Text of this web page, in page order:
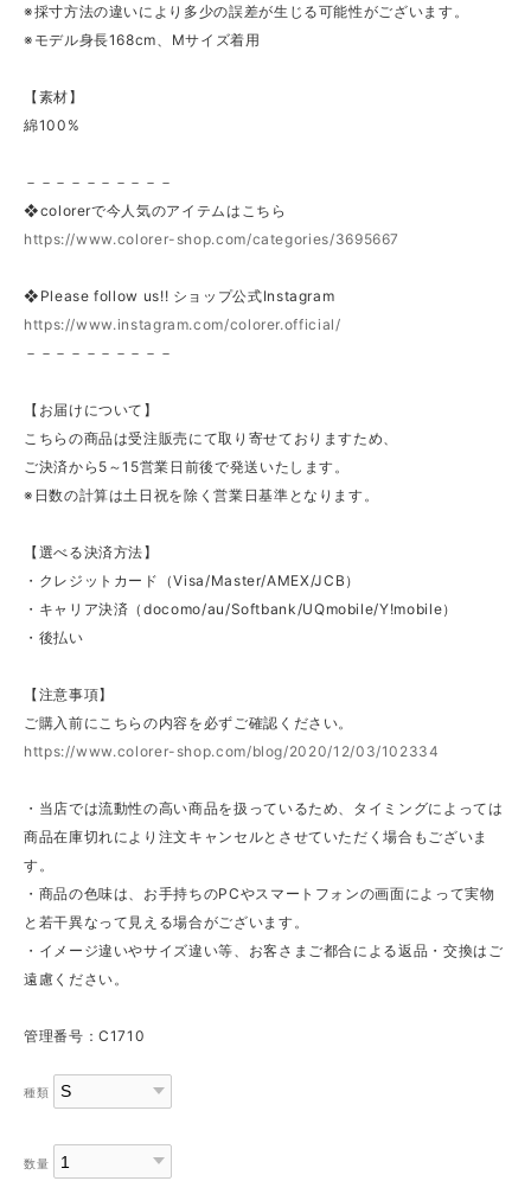
※採寸方法の違いにより多少の誤差が生じる可能性がございます。
※モデル身長168cm、Mサイズ着用
【素材】
綿100%
－－－－－－－－－－
❖colorerで今人気のアイテムはこちら
https://www.colorer-shop.com/categories/3695667
❖Please follow us!! ショップ公式Instagram
https://www.instagram.com/colorer.official/
－－－－－－－－－－
【お届けについて】
こちらの商品は受注販売にて取り寄せておりますため、
ご決済から5～15営業日前後で発送いたします。
※日数の計算は土日祝を除く営業日基準となります。
【選べる決済方法】
・クレジットカード（Visa/Master/AMEX/JCB）
・キャリア決済（docomo/au/Softbank/UQmobile/Y!mobile）
・後払い
【注意事項】
ご購入前にこちらの内容を必ずご確認ください。
https://www.colorer-shop.com/blog/2020/12/03/102334
・当店では流動性の高い商品を扱っているため、タイミングによっては
商品在庫切れにより注文キャンセルとさせていただく場合もございま
す。
・商品の色味は、お手持ちのPCやスマートフォンの画面によって実物
と若干異なって見える場合がございます。
・イメージ違いやサイズ違い等、お客さまご都合による返品・交換はご
遠慮ください。
管理番号：C1710
種類
数量